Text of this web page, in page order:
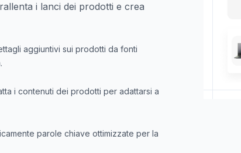
i lanci dei prodotti e crea
aggiuntivi sui prodotti da fonti
i contenuti dei prodotti per adattarsi a
parole chiave ottimizzate per la